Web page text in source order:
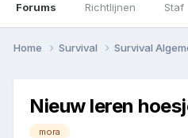
Forums Richtlijnen Staf
Home Survival Survival
Nieuw leren
mora